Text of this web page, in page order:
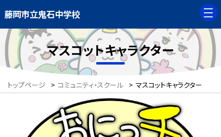
藤岡市立鬼石中学校
マスコットキャラクター
トップページ > コミュニティ・スクール > マスコットキャラクター